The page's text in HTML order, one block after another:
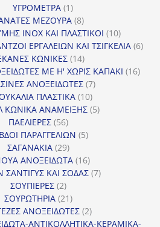
ΥΓΡΟΜΕΤΡΑ 11
προϊόν
ΜΕΖΟΥΡΑ 88
προϊόντα
INOX ΚΑΙ ΠΛΑΣΤΙΚΟΙ 1010
προϊόντα
ΕΡΓΑΛΕΙΩΝ ΚΑΙ ΤΣΙΓΚΕΛΙΑ 66
ΚΩΝΙΚΕΣ 1414
προϊόντα
ΜΕ Η' ΧΩΡΙΣ ΚΑΠΑΚΙ 1616
ΑΝΟΞΕΙΔΩΤΕΣ 77
ΠΛΑΣΤΙΚΑ 1010
προϊόντα
ΚΩΝΙΚΑ ΑΝΑΜΕΙΞΗΣ 55
ΠΑΕΛΙΕΡΕΣ 5656
προϊόντα
ΠΑΡΑΓΓΕΛΙΩΝ 55
ΣΑΓΑΝΑΚΙΑ 2929
προϊόντα
ΑΝΟΞΕΙΔΩΤΑ 1616
προϊόντα
ΣΑΝΤΙΓΥΣ ΚΑΙ ΣΟΔΑΣ 77
ΣΟΥΠΙΕΡΕΣ 22
προϊόντα
ΣΟΥΡΩΤΗΡΙΑ 2121
προϊόντα
ΑΝΟΞΕΙΔΩΤΕΣ 22
προϊόντα
ΑΝΤΙΚΟΛΛΗΤΙΚΑ-ΚΕΡΑΜΙΚΑ-